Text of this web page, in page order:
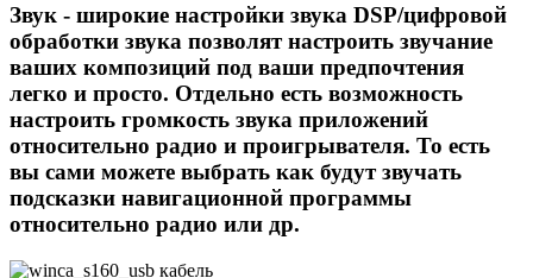
Звук - широкие настройки звука DSP/цифровой
обработки звука позволят настроить звучание
ваших композиций под ваши предпочтения
легко и просто. Отдельно есть возможность
настроить громкость звука приложений
относительно радио и проигрывателя. То есть
вы сами можете выбрать как будут звучать
подсказки навигационной программы
относительно радио или др.